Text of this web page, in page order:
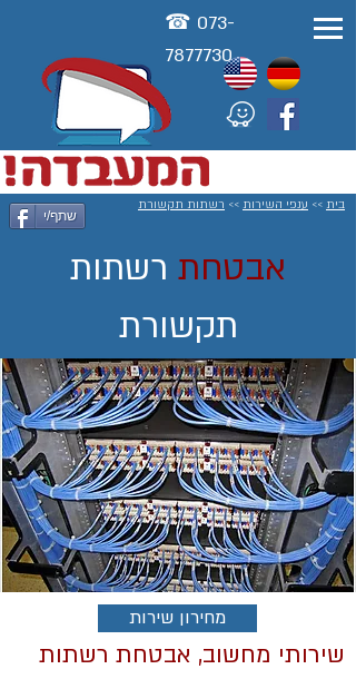
☎ 073-
7877730
שתף/י
בית >> ענפי השירות >> רשתות תקשורת
אבטחת רשתות
תקשורת
מחירון שירות
שירותי מחשוב, אבטחת רשתות